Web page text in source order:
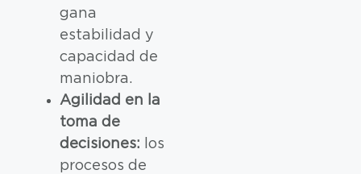
gana
estabilidad y
capacidad de
maniobra.
Agilidad en la
toma de
decisiones: los
procesos de